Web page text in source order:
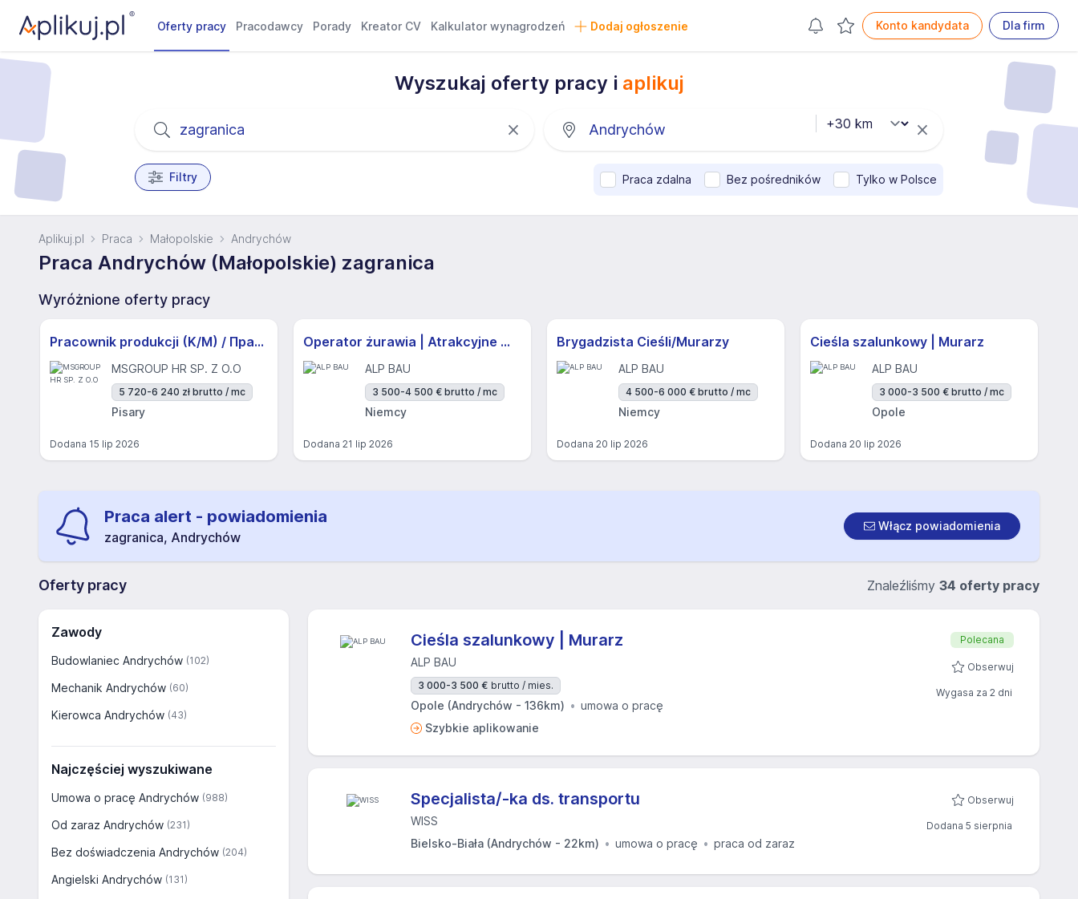
Oferty pracy Pracodawcy Porady Kreator CV Kalkulator wynagrodzeń Dodaj ogłoszenie Konto kandydata Dla firm
Wyszukaj oferty pracy i aplikuj
Filtry Praca zdalna Bez pośredników Tylko w Polsce
Aplikuj.pl Praca Małopolskie Andrychów
Praca Andrychów (Małopolskie) zagranica
Wyróżnione oferty pracy
Pracownik produkcji (K/M) / Працівники продукції Huber-Suhner (K/M)
MSGROUP HR SP. Z O.O
5 720-6 240 zł brutto / mc
Pisary
Dodana 15 lip 2026
Operator żurawia | Atrakcyjne Warunki
ALP BAU
3 500-4 500 € brutto / mc
Niemcy
Dodana 21 lip 2026
Brygadzista Cieśli/Murarzy
ALP BAU
4 500-6 000 € brutto / mc
Niemcy
Dodana 20 lip 2026
Cieśla szalunkowy | Murarz
ALP BAU
3 000-3 500 € brutto / mc
Opole
Dodana 20 lip 2026
Praca alert - powiadomienia
zagranica, Andrychów
Włącz powiadomienia
Oferty pracy Znaleźliśmy 34 oferty pracy
Zawody
Budowlaniec Andrychów (102)
Mechanik Andrychów (60)
Kierowca Andrychów (43)
Najczęściej wyszukiwane
Umowa o pracę Andrychów (988)
Od zaraz Andrychów (231)
Bez doświadczenia Andrychów (204)
Angielski Andrychów (131)
Cieśla szalunkowy | Murarz
ALP BAU
3 000-3 500 € brutto / mies.
Opole (Andrychów - 136km)
umowa o pracę
Szybkie aplikowanie
Polecana
Obserwuj
Wygasa za 2 dni
Specjalista/-ka ds. transportu
WISS
Bielsko-Biała (Andrychów - 22km)
umowa o pracę praca od zaraz
Obserwuj
Dodana 5 sierpnia